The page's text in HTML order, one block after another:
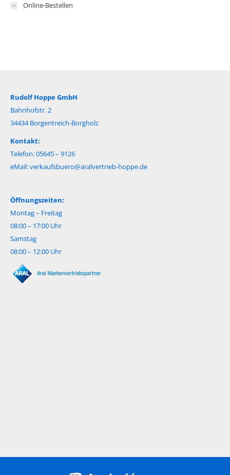
Online-Bestellen
Rudolf Hoppe GmbH
Bahnhofstr. 2
34434 Borgentreich-Borgholz
Kontakt:
Telefon: 05645 – 9126
eMail:verkaufsbuero@aralvertrieb-hoppe.de
Öffnungszeiten:
Montag – Freitag
08:00 – 17:00 Uhr
Samstag
08:00 – 12:00 Uhr